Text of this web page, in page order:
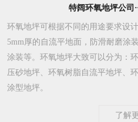
特阔环氧地坪公司
环氧地坪可根据不同的用途要求设
5mm厚的自流平地面，防滑耐磨涂
涂装等。环氧地坪大致可以分为：
压砂地坪、环氧树脂自流平地坪、
涂型地坪。
了解